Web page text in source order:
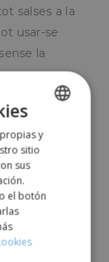
salses a la
usar-se
la
preparats
SPANISH
ENGLISH
y
sitio
sus
el botón